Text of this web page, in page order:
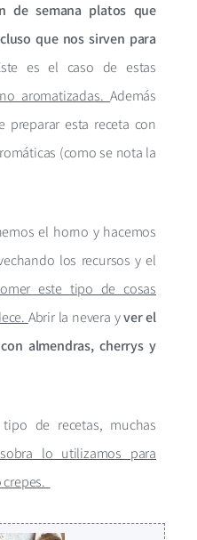
de semana platos que
que nos sirven para
es el caso de estas
aromatizadas.Además
preparar esta receta con
(como se nota la
el horno y hacemos
los recursos y el
este tipo de cosas
Abrir la nevera yver el
almendras, cherrys y
de recetas, muchas
lo utilizamos para